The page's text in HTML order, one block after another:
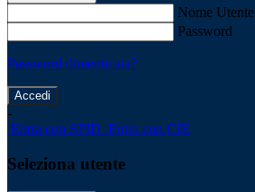
Nome Utente
Password
Password dimenticata?
-
Entra con SPID Entra con CIE
Seleziona utente